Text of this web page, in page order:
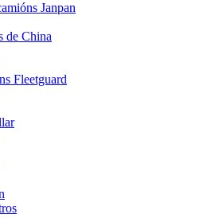
Janpan
de China
Fleetguard